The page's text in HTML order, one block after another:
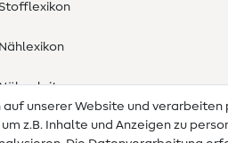
Stofflexikon
Nählexikon
unserer Website und
z.B. Inhalte und Anzeigen zu